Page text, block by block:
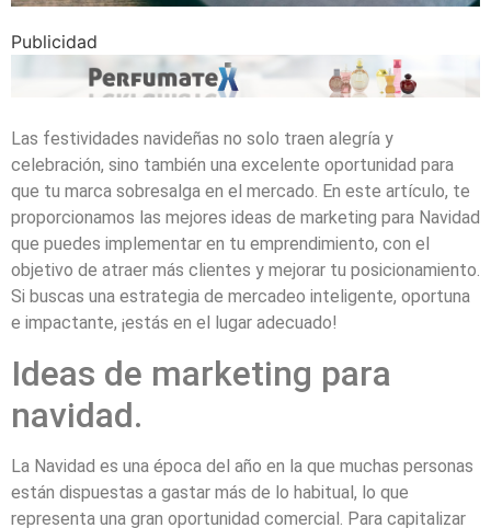
Publicidad
Las festividades navideñas no solo traen alegría y
celebración, sino también una excelente oportunidad para
que tu marca sobresalga en el mercado. En este artículo, te
proporcionamos las mejores ideas de marketing para Navidad
que puedes implementar en tu emprendimiento, con el
objetivo de atraer más clientes y mejorar tu posicionamiento.
Si buscas una estrategia de mercadeo inteligente, oportuna
e impactante, ¡estás en el lugar adecuado!
Ideas de marketing para
navidad.
La Navidad es una época del año en la que muchas personas
están dispuestas a gastar más de lo habitual, lo que
representa una gran oportunidad comercial. Para capitalizar